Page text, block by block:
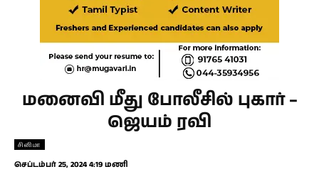
மனைவி மீது போலீசில் புகார் –
ஜெயம் ரவி
சினிமா
செப்டம்பர் 25, 2024 4:19 மணி